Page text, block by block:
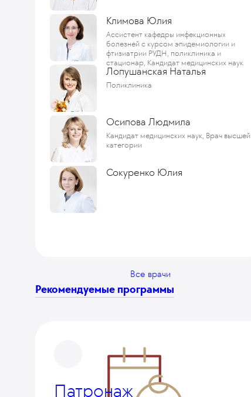
Климова Юлия
Ассистент кафедры инфекционных
болезней с курсом эпидемиологии и
фтизиатрии РУДН, поликлиника и
стационар, Кандидат медицинских наук
Лопушанская Наталья
Поликлиника
Осипова Людмила
Кандидат медицинских наук, Врач высшей
категории
Сокуренко Юлия
Все врачи
Рекомендуемые программы
Патронаж